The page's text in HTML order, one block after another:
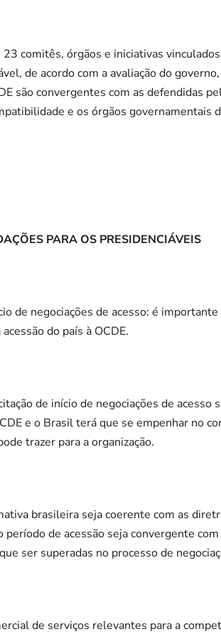
comitês, órgãos e iniciativas
de acordo com a avaliação do
são convergentes com as defendidas
e os órgãos governamentais
PARA OS PRESIDENCIÁVEIS
de negociações de acesso: é
do país à OCDE.
de início de negociações de
e o Brasil terá que se empenhar no
trazer para a organização.
brasileira seja coerente com as
de acessão seja convergente
ser superadas no processo de
de serviços relevantes para a